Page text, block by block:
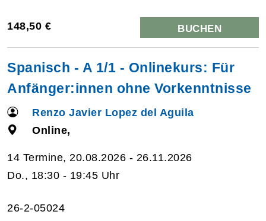
148,50 € BUCHEN
Spanisch - A 1/1 - Onlinekurs: Für
Anfänger:innen ohne Vorkenntnisse
Renzo Javier Lopez del Aguila
Online,
14 Termine, 20.08.2026 - 26.11.2026
Do., 18:30 - 19:45 Uhr
26-2-05024